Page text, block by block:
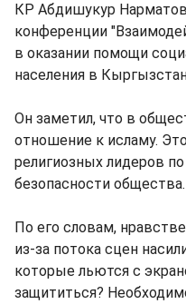
КР Абдишукур
конференции
в оказании помощи
населения в
Он заметил, что в
отношение к исламу.
религиозных лидеров
безопасности общества.
По его словам,
из-за потока сцен
которые льются с
защититься?